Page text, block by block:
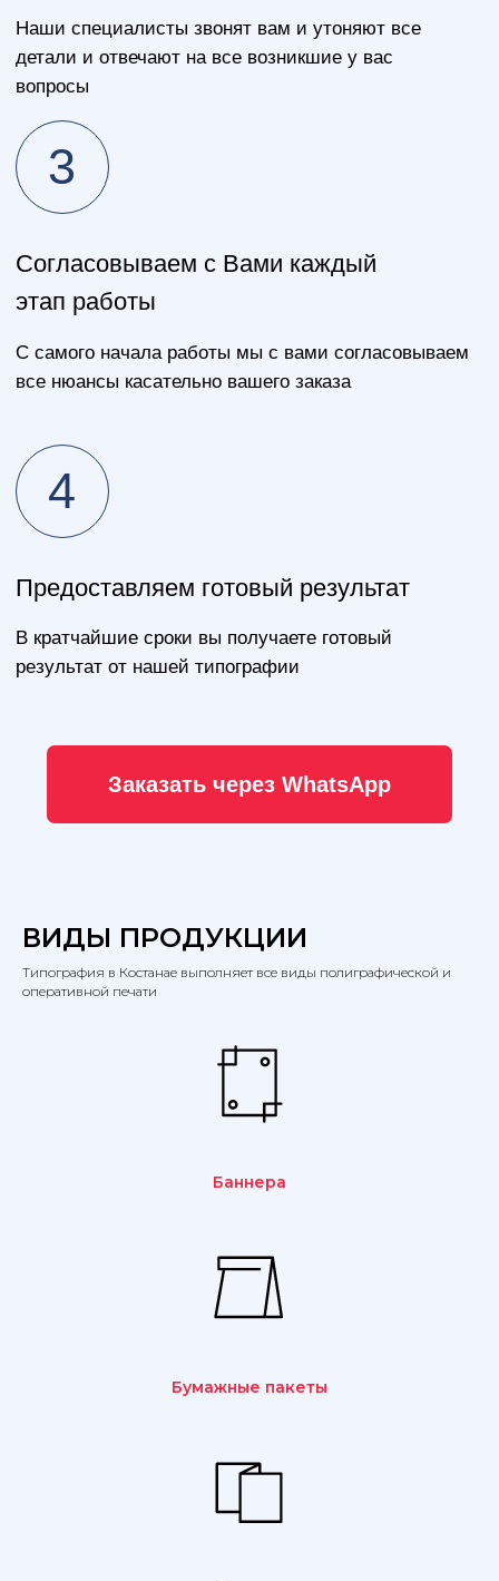
ВИДЫ ПРОДУКЦИИ
Типография в Костанае выполняет все виды полиграфической и
оперативной печати
Баннера
Бумажные пакеты